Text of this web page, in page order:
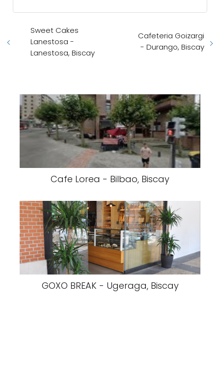
Sweet Cakes
Lanestosa -
Lanestosa, Biscay
Cafeteria Goizargi
- Durango, Biscay
Cafe Lorea - Bilbao, Biscay
GOXO BREAK - Ugeraga, Biscay